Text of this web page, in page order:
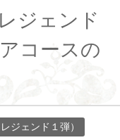
ジェンド
コースの
ジェンド１弾）